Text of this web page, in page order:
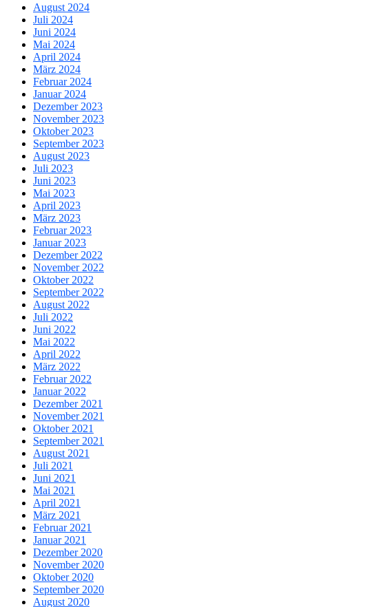
August 2024
Juli 2024
Juni 2024
Mai 2024
April 2024
März 2024
Februar 2024
Januar 2024
Dezember 2023
November 2023
Oktober 2023
September 2023
August 2023
Juli 2023
Juni 2023
Mai 2023
April 2023
März 2023
Februar 2023
Januar 2023
Dezember 2022
November 2022
Oktober 2022
September 2022
August 2022
Juli 2022
Juni 2022
Mai 2022
April 2022
März 2022
Februar 2022
Januar 2022
Dezember 2021
November 2021
Oktober 2021
September 2021
August 2021
Juli 2021
Juni 2021
Mai 2021
April 2021
März 2021
Februar 2021
Januar 2021
Dezember 2020
November 2020
Oktober 2020
September 2020
August 2020